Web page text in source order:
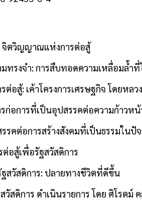
จิตวิญญาณแห่งการต่อสู้
มทรงจำ: การสืบทอดความเหลื่อมล้ำ
อสู้: เค้าโครงการเศรษฐกิจ โดยหล
รก่อการที่เป็นอุปสรรคต่อความก้าวห
รคต่อการสร้างสังคมที่เป็นธรรมในปั
ต่อสู้เพื่อรัฐสวัสดิการ
ฐสวัสดิการ: ปลายทางชีวิตที่ดีขึ้น
วัสดิการ ดำเนินรายการ โดย ศิโรตม์